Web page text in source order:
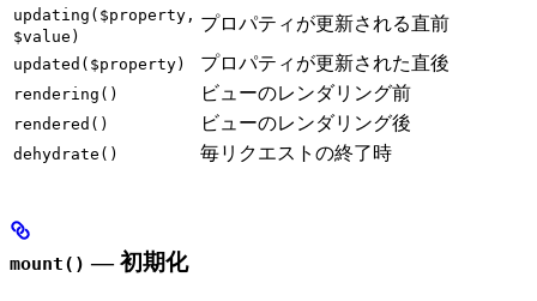
updating($property,
$value)
プロパティが更新される直前
updated($property) プロパティが更新された直後
rendering() ビューのレンダリング前
rendered() ビューのレンダリング後
dehydrate() 毎リクエストの終了時
mount() — 初期化